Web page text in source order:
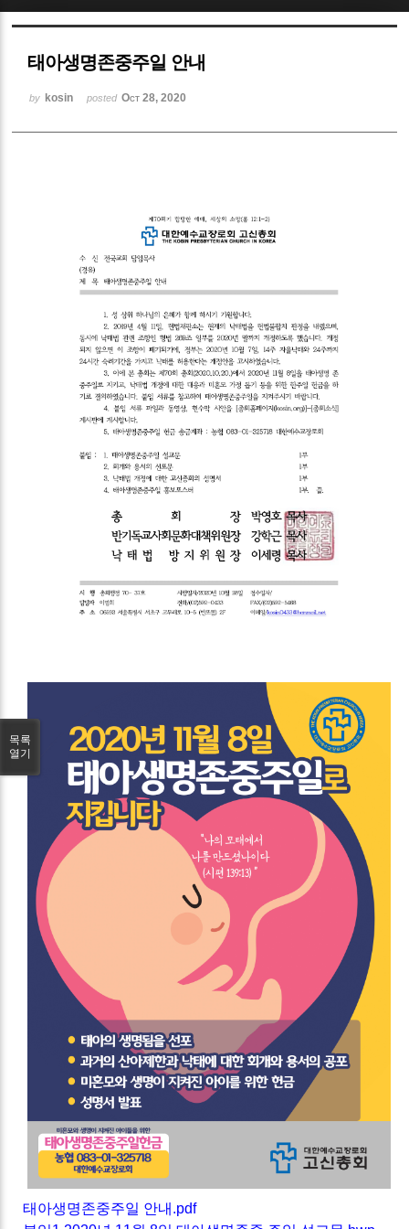
태아생명존중주일 안내
by kosin posted Oct 28, 2020
태아생명존중주일 안내.pdf
목록
열기
Sketchbook5, 스케치북5
Sketchbook5, 스케치북5